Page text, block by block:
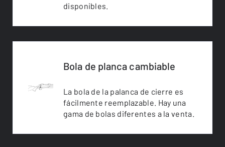
disponibles.
Bola de planca cambiable
La bola de la palanca de cierre es
fácilmente reemplazable. Hay una
gama de bolas diferentes a la venta.